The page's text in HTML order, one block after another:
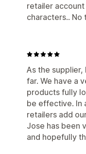
retailer account
characters.. No
As the
far. We have a
products fully
be effective. In
retailers add
Jose has been
and hopefully